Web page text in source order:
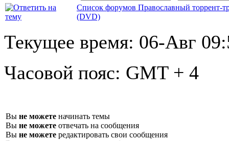
Список форумов Православный торрент-
(DVD)
Текущее время: 06-Авг
Часовой пояс: GMT + 4
Вы не можете начинать темы
Вы не можете отвечать на сообщения
Вы не можете редактировать свои сообщения